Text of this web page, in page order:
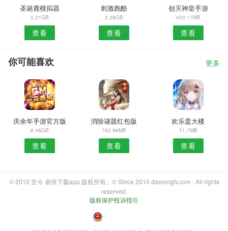
圣诞鹿模拟器
0.21GB
查看
刺激跑酷
3.28GB
查看
创灭神皇手游
403.17MB
查看
你可能喜欢 更多
庆余年手游官方版
8.48GB
查看
消除谜题红包版
762.96MB
查看
欢乐盖大楼
71.7MB
查看
© 2010 至今 易倍下载app 版权所有。© Since 2010 daxiongtv.com . All rights
reserved.
版权保护投诉指引
・